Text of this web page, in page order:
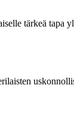
tärkeä